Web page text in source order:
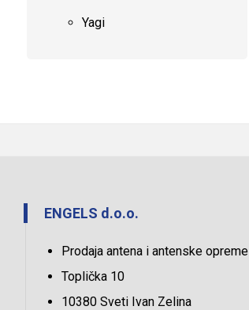
Yagi
ENGELS d.o.o.
Prodaja antena i antenske opreme
Toplička 10
10380 Sveti Ivan Zelina